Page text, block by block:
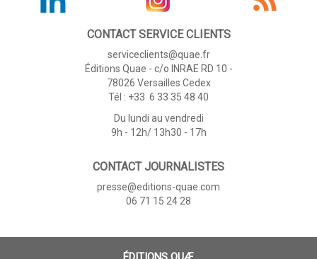
CONTACT SERVICE CLIENTS
serviceclients@quae.fr
Éditions Quae - c/o INRAE RD 10 -
78026 Versailles Cedex
Tél : +33 6 33 35 48 40
Du lundi au vendredi
9h - 12h/ 13h30 - 17h
CONTACT JOURNALISTES
presse@editions-quae.com
06 71 15 24 28